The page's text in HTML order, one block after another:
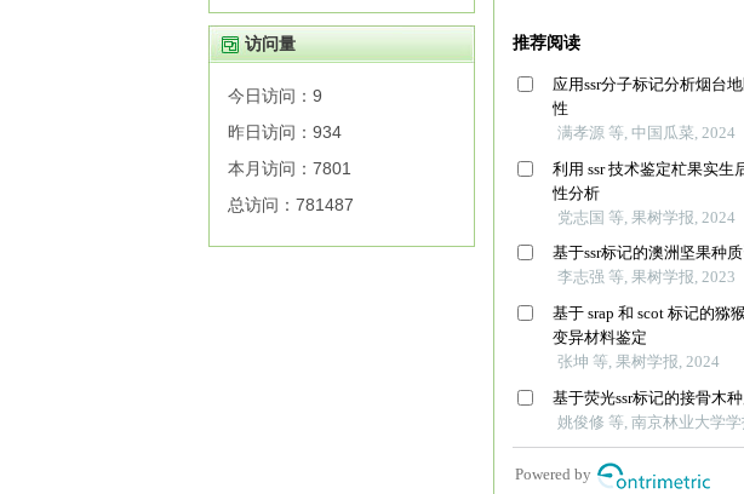
访问量
今日访问： 9
昨日访问： 934
本月访问： 7801
总访问： 781487